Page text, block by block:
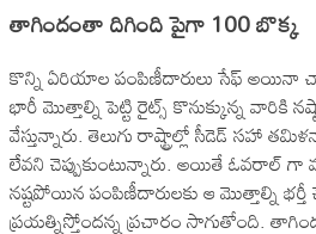
తాగిందంతా దిగింది పైగా 100 బొక్క‌
కొన్ని ఏరియాల పంపిణీదారులు సేఫ్ అయినా
భారీ మొత్తాల్ని పెట్టి రైట్స్ కొనుక్కున్న వారికి
వేస్తున్నారు. తెలుగు రాష్ట్రాల్లో సీడెడ్ స‌హా
లేవ‌ని చెప్పుకుంటున్నారు. అయితే ఓవ‌రాల్ గా
న‌ష్ట‌పోయిన పంపిణీదారుల‌కు ఆ మొత్తాల్ని భ‌ర్తీ
ప్ర‌య‌త్నిస్తోంద‌న్న ప్ర‌చారం సాగుతోంది.